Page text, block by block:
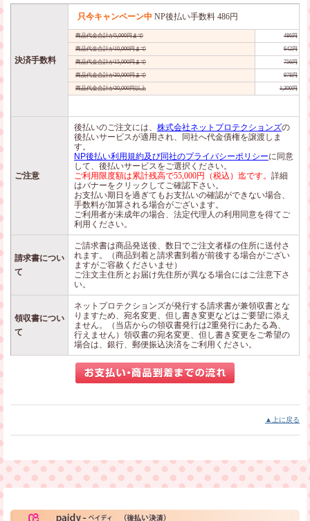
決済手数料
只今キャンペーン中 NP後払い手数料 486円
商品代金合計が5,000円まで 486円
商品代金合計が10,000円まで 642円
商品代金合計が15,000円まで 756円
商品代金合計が30,000円まで 978円
商品代金合計が30,000円以上 1,300円
ご注意
後払いのご注文には、 株式会社ネットプロテクションズの
後払いサービスが適用され、同社へ代金債権を譲渡しま
す。
NP後払い利用規約及び同社のプライバシーポリシーに同意
して、後払いサービスをご選択ください。
ご利用限度額は累計残高で55,000円（税込）迄です。 詳細
はバナーをクリックしてご確認下さい。
お支払い期日を過ぎてもお支払いの確認ができない場合、
手数料が加算される場合がございます。
ご利用者が未成年の場合、法定代理人の利用同意を得てご
利用ください。
請求書につい
て
ご請求書は商品発送後、数日でご注文者様の住所に送付さ
れます。（商品到着と請求書到着が前後する場合がござい
ますがご容赦くださいませ）
ご注文主住所とお届け先住所が異なる場合にはご注意下さ
い。
領収書につい
て
ネットプロテクションズが発行する請求書が兼領収書とな
りますため、宛名変更、但し書き変更などはご要望に添え
ません。（当店からの領収書発行は2重発行にあたる為、
行えません）領収書の宛名変更、但し書き変更をご希望の
場合は、銀行、郵便振込決済をご利用ください。
▲上に戻る